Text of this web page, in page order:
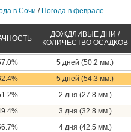
в Сочи / Погода в феврале
ДОЖДЛИВЫЕ ДНИ /
КОЛИЧЕСТВО ОСАДКОВ
5 дней (50.2 мм.)
5 дней (54.3 мм.)
2 дня (27.8 мм.)
3 дня (32.8 мм.)
4 дня (42.5 мм.)